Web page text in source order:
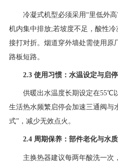
冷凝式机型必须采用“里低外高
机内集中排放;若坡度不足，酸性
接打对折。烟道穿外墙处需使用原
路板短路。
2.3 使用习惯：水温设定与启
供暖出水温度长期设定在55℃以
生活热水频繁启停会加速三通阀与
式”，减少无效点火。
2.4 周期保养：部件老化与水
主换热器建议每两年酸洗一次